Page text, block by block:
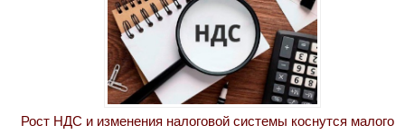
Рост НДС и изменения налоговой системы коснутся малого